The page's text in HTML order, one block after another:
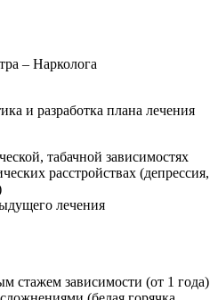
– Нарколога
и разработка плана лечения
табачной зависимостях
расстройствах (депрессия,
лечения
стажем зависимости (от 1 года)